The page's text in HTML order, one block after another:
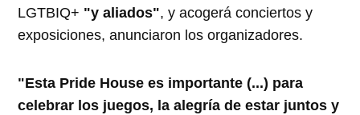
LGTBIQ+ "y aliados", y acogerá conciertos y
exposiciones, anunciaron los organizadores.
"Esta Pride House es importante (...) para
celebrar los juegos, la alegría de estar juntos y